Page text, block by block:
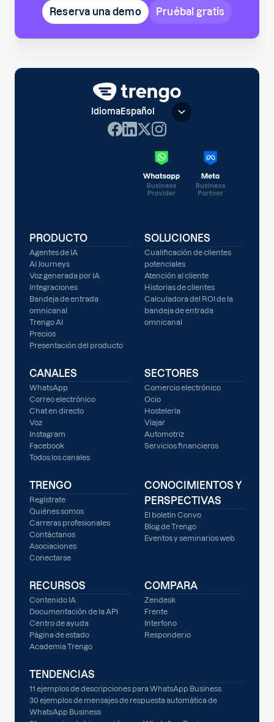
Reserva una demo
Pruébal gratis
IdiomaEspañol
PRODUCTO
Agentes de IA
AI Journeys
Voz generada por IA
Integraciones
Bandeja de entrada
omnicanal
Trengo AI
Precios
Presentación del producto
SOLUCIONES
Cualificación de clientes
potenciales
Atención al cliente
Historias de clientes
Calculadora del ROI de la
bandeja de entrada
omnicanal
CANALES
WhatsApp
Correo electrónico
Chat en directo
Voz
Instagram
Facebook
Todos los canales
SECTORES
Comercio electrónico
Ocio
Hostelería
Viajar
Automotriz
Servicios financieros
TRENGO
Regístrate
Quiénes somos
Carreras profesionales
Contáctanos
Asociaciones
Conectarse
CONOCIMIENTOS Y
PERSPECTIVAS
El boletín Convo
Blog de Trengo
Eventos y seminarios web
RECURSOS
Contenido IA
Documentación de la API
Centro de ayuda
Página de estado
Academia Trengo
COMPARA
Zendesk
Frente
Interfono
Responder.io
TENDENCIAS
11 ejemplos de descripciones para WhatsApp Business
30 ejemplos de mensajes de respuesta automática de
WhatsApp Business